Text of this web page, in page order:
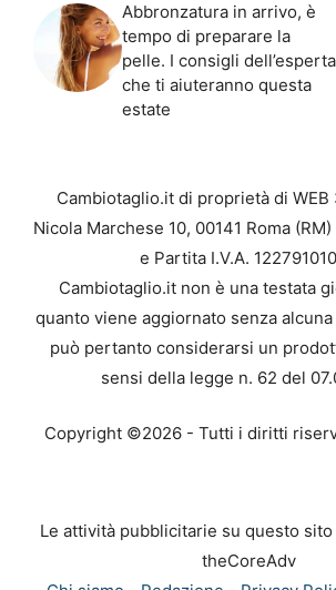
Abbronzatura in arrivo, è
tempo di preparare la
pelle. I consigli dell’esperta
che ti aiuteranno questa
estate
Cambiotaglio.it di proprietà di WEB
Nicola Marchese 10, 00141 Roma
e Partita I.V.A.
Cambiotaglio.it non è una testata
quanto viene aggiornato senza
può pertanto considerarsi un
sensi della legge n. 62 del
Copyright ©2026 - Tutti i diritti
Le attività pubblicitarie su questo
theCoreAdv